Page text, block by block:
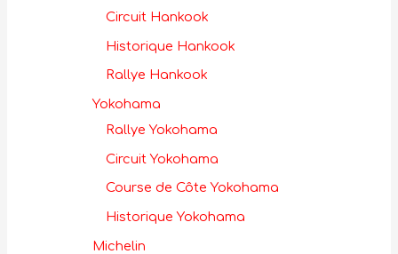
Circuit Hankook
Historique Hankook
Rallye Hankook
Yokohama
Rallye Yokohama
Circuit Yokohama
Course de Côte Yokohama
Historique Yokohama
Michelin